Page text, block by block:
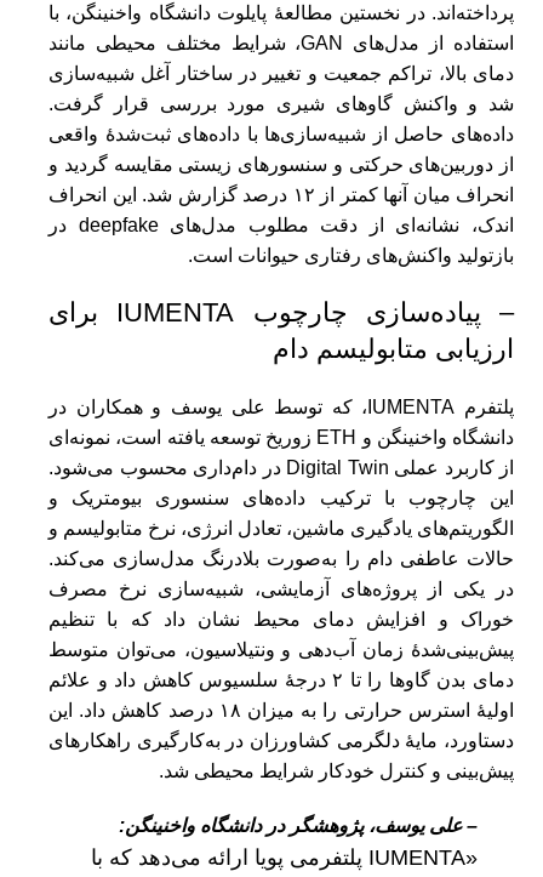
پرداخته‌اند. در نخستین مطالعهٔ پایلوت دانشگاه واخنینگن، با
استفاده از مدل‌های GAN، شرایط مختلف محیطی مانند
دمای بالا، تراکم جمعیت و تغییر در ساختار آغل شبیه‌سازی
شد و واکنش گاوهای شیری مورد بررسی قرار گرفت.
داده‌های حاصل از شبیه‌سازی‌ها با داده‌های ثبت‌شدهٔ واقعی
از دوربین‌های حرکتی و سنسورهای زیستی مقایسه گردید و
انحراف میان آنها کمتر از ۱۲ درصد گزارش شد. این انحراف
اندک، نشانه‌ای از دقت مطلوب مدل‌های deepfake در
بازتولید واکنش‌های رفتاری حیوانات است.
– پیاده‌سازی چارچوب IUMENTA برای
ارزیابی متابولیسم دام
پلتفرم IUMENTA، که توسط علی یوسف و همکاران در
دانشگاه واخنینگن و ETH زوریخ توسعه یافته است، نمونه‌ای
از کاربرد عملی Digital Twin در دام‌داری محسوب می‌شود.
این چارچوب با ترکیب داده‌های سنسوری بیومتریک و
الگوریتم‌های یادگیری ماشین، تعادل انرژی، نرخ متابولیسم و
حالات عاطفی دام را به‌صورت بلادرنگ مدل‌سازی می‌کند.
در یکی از پروژه‌های آزمایشی، شبیه‌سازی نرخ مصرف
خوراک و افزایش دمای محیط نشان داد که با تنظیم
پیش‌بینی‌شدهٔ زمان آب‌دهی و ونتیلاسیون، می‌توان متوسط
دمای بدن گاوها را تا ۲ درجهٔ سلسیوس کاهش داد و علائم
اولیهٔ استرس حرارتی را به میزان ۱۸ درصد کاهش داد. این
دستاورد، مایهٔ دلگرمی کشاورزان در به‌کارگیری راهکارهای
پیش‌بینی و کنترل خودکار شرایط محیطی شد.
– علی یوسف، پژوهشگر در دانشگاه واخنینگن:
«IUMENTA پلتفرمی پویا ارائه می‌دهد که با